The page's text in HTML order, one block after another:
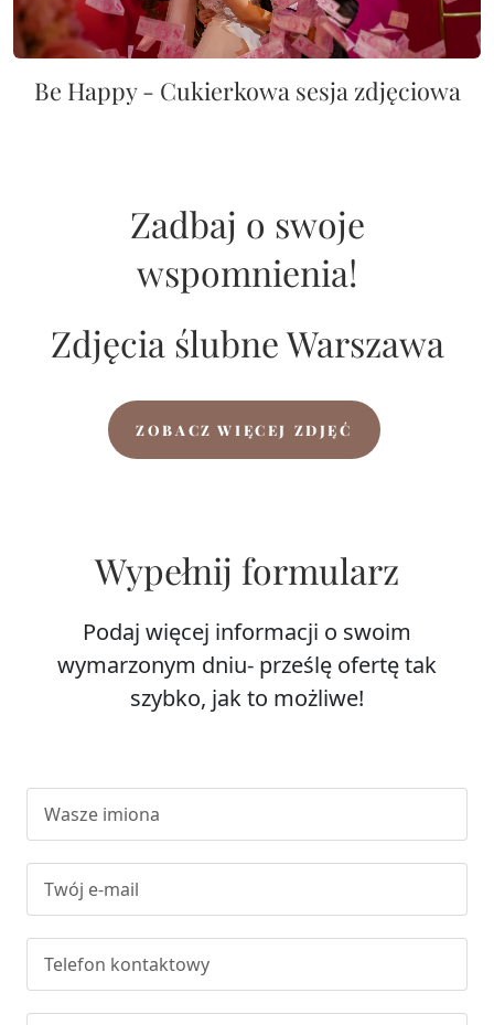
Be Happy - Cukierkowa sesja zdjęciowa
Zadbaj o swoje
wspomnienia!
Zdjęcia ślubne Warszawa
ZOBACZ WIĘCEJ ZDJĘĆ
Wypełnij formularz
Podaj więcej informacji o swoim
wymarzonym dniu- prześlę ofertę tak
szybko, jak to możliwe!